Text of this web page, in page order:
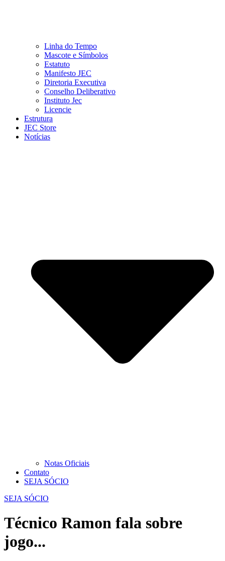
Linha do Tempo
Mascote e Símbolos
Estatuto
Manifesto JEC
Diretoria Executiva
Conselho Deliberativo
Instituto Jec
Licencie
Estrutura
JEC Store
Notícias
Notas Oficiais
Contato
SEJA SÓCIO
SEJA SÓCIO
Técnico Ramon fala sobre
jogo...